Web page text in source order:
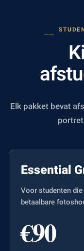
Elk pakket bevat
Essential
Voor studenten
betaalbare
€90